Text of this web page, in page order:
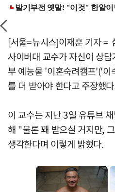
[서울=뉴시스]이재훈 기자 =
사이버대 교수가 자신이 상
부 예능물 '이혼숙려캠프'('
를 더 받아야 한다고 주장했
이 교수는 지난 3일 유튜브
해 "물론 꽤 받으실 거지만,
생각한다며 이렇게 밝혔다.